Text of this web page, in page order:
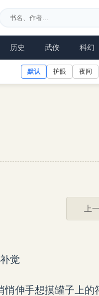
历史 武侠 科幻
默认 护眼 夜间
上
觉
悄伸手想摸罐子上的